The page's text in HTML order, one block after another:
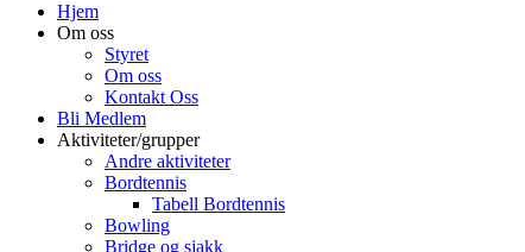
Hjem
Om oss
Styret
Om oss
Kontakt Oss
Bli Medlem
Aktiviteter/grupper
Andre aktiviteter
Bordtennis
Tabell Bordtennis
Bowling
Bridge og sjakk